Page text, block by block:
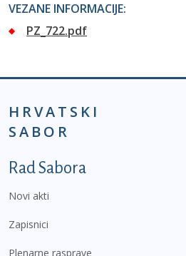
VEZANE INFORMACIJE:
PZ_722.pdf
HRVATSKI
SABOR
Podnožje prvi izbornik
Rad Sabora
Novi akti
Zapisnici
Plenarne rasprave